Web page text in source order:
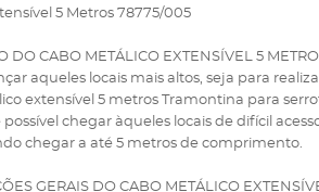
5 Metros 78775/005
DO CABO METÁLICO EXTENSÍVEL 5
aqueles locais mais altos, seja para
extensível 5 metros Tramontina para
possível chegar àqueles locais de difícil
chegar a até 5 metros de comprimento.
GERAIS DO CABO METÁLICO